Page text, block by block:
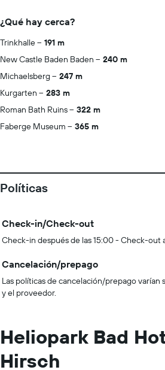
¿Qué hay cerca?
Trinkhalle
191 m
New Castle Baden Baden
240 m
Michaelsberg
247 m
Kurgarten
283 m
Roman Bath Ruins
322 m
Faberge Museum
365 m
Políticas
Check-in/Check-out
Check-in después de las 15:00 - Check-out
Cancelación/prepago
Las políticas de cancelación/prepago varían
y el proveedor.
Heliopark Bad
Hirsch